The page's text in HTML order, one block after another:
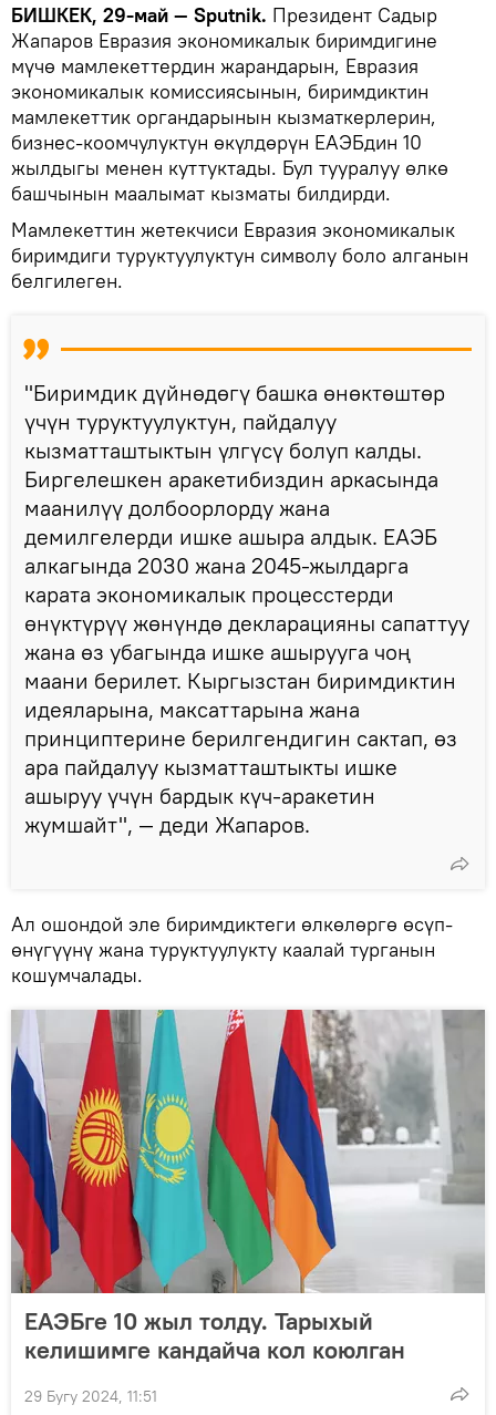
БИШКЕК, 29-май — Sputnik. Президент Садыр
Жапаров Евразия экономикалык биримдигине
мүчө мамлекеттердин жарандарын, Евразия
экономикалык комиссиясынын, биримдиктин
мамлекеттик органдарынын кызматкерлерин,
бизнес-коомчулуктун өкүлдөрүн ЕАЭБдин 10
жылдыгы менен куттуктады. Бул тууралуу өлкө
башчынын маалымат кызматы билдирди.
Мамлекеттин жетекчиси Евразия экономикалык
биримдиги туруктуулуктун символу боло алганын
белгилеген.
"Биримдик дүйнөдөгү башка өнөктөштөр
үчүн туруктуулуктун, пайдалуу
кызматташтыктын үлгүсү болуп калды.
Биргелешкен аракетибиздин аркасында
маанилүү долбоорлорду жана
демилгелерди ишке ашыра алдык. ЕАЭБ
алкагында 2030 жана 2045-жылдарга
карата экономикалык процесстерди
өнүктүрүү жөнүндө декларацияны сапаттуу
жана өз убагында ишке ашырууга чоң
маани берилет. Кыргызстан биримдиктин
идеяларына, максаттарына жана
принциптерине берилгендигин сактап, өз
ара пайдалуу кызматташтыкты ишке
ашыруу үчүн бардык күч-аракетин
жумшайт", — деди Жапаров.
Ал ошондой эле биримдиктеги өлкөлөргө өсүп-
өнүгүүнү жана туруктуулукту каалай турганын
кошумчалады.
ЕАЭБге 10 жыл толду. Тарыхый
келишимге кандайча кол коюлган
29 Бугу 2024, 11:51